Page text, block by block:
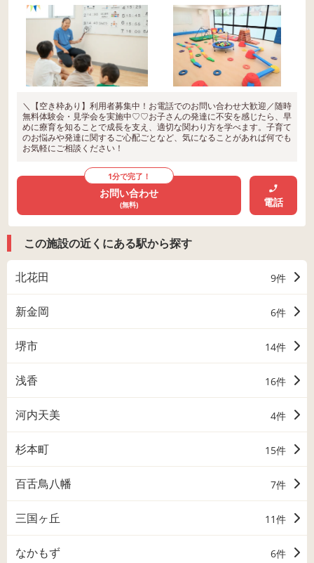
＼【空き枠あり】利用者募集中！お電話でのお問い合わせ大歓迎／随時
無料体験会・見学会を実施中♡♡お子さんの発達に不安を感じたら、早
めに療育を知ることで成長を支え、適切な関わり方を学べます。子育て
のお悩みや発達に関するご心配ごとなど、気になることがあれば何でも
お気軽にご相談ください！
1分で完了！
お問い合わせ
(無料) 電話
この施設の近くにある駅から探す
北花田 9件
新金岡 6件
堺市 14件
浅香 16件
河内天美 4件
杉本町 15件
百舌鳥八幡 7件
三国ヶ丘 11件
なかもず 6件